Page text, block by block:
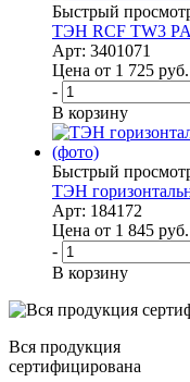
Быстрый
ТЭН RCF TW3
Арт: 3401071
Цена от 1 725 руб.
-
В корзину
Быстрый
ТЭН
Арт: 184172
Цена от 1 845 руб.
-
В корзину
Вся продукция
сертифицирована